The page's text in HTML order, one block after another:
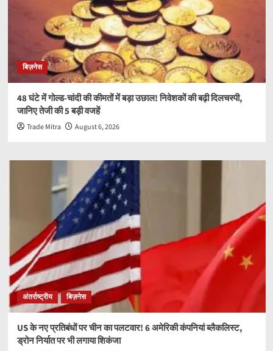
बिज़नेस
48 घंटे में गोल्ड-चांदी की कीमतों में बड़ा उछाल! निवेशकों की बढ़ी दिलचस्पी,
जानिए तेजी की 5 बड़ी वजहें
Trade Mitra August 6, 2026
अंतर्राष्ट्रीय बिज़नेस
US के नए प्रतिबंधों पर चीन का पलटवार! 6 अमेरिकी कंपनियां ब्लैकलिस्ट,
ड्रोन निर्यात पर भी लगाया शिकंजा